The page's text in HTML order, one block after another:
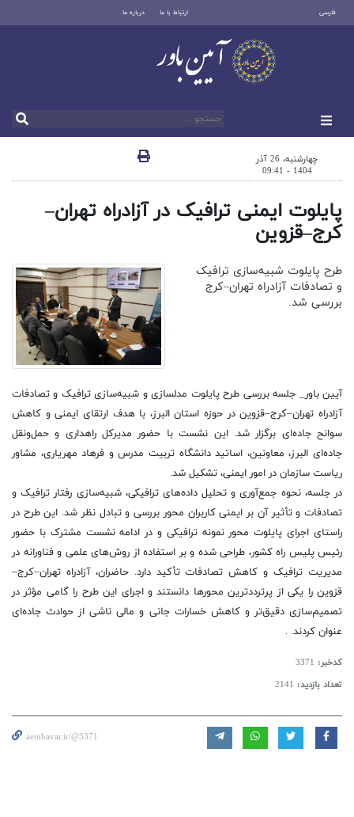
فارسی ارتباط با ما درباره ما
چهارشنبه، 26 آذر
1404 - 09:41
پایلوت ایمنی ترافیک در آزادراه تهران–
کرج–قزوین
طرح پایلوت شبیه‌سازی ترافیک
و تصادفات آزادراه تهران–کرج
بررسی شد.
آیین باور_ جلسه بررسی طرح پایلوت مدلسازی و شبیه‌سازی ترافیک و تصادفات
آزادراه تهران–کرج–قزوین در حوزه استان البرز، با هدف ارتقای ایمنی و کاهش
سوانح جاده‌ای برگزار شد. این نشست با حضور مدیرکل راهداری و حمل‌ونقل
جاده‌ای البرز، معاونین، اساتید دانشگاه تربیت مدرس و فرهاد مهریاری، مشاور
ریاست سازمان در امور ایمنی، تشکیل شد.
در جلسه، نحوه جمع‌آوری و تحلیل داده‌های ترافیکی، شبیه‌سازی رفتار ترافیک و
تصادفات و تأثیر آن بر ایمنی کاربران محور بررسی و تبادل نظر شد. این طرح در
راستای اجرای پایلوت محور نمونه ترافیکی و در ادامه نشست مشترک با حضور
رئیس پلیس راه کشور، طراحی شده و بر استفاده از روش‌های علمی و فناورانه در
مدیریت ترافیک و کاهش تصادفات تأکید دارد. حاضران، آزادراه تهران–کرج–
قزوین را یکی از پرترددترین محورها دانستند و اجرای این طرح را گامی مؤثر در
تصمیم‌سازی دقیق‌تر و کاهش خسارات جانی و مالی ناشی از حوادث جاده‌ای
عنوان کردند. .
کدخبر: 3371
تعداد بازدید: 2141
aeinbavar.ir/@3371